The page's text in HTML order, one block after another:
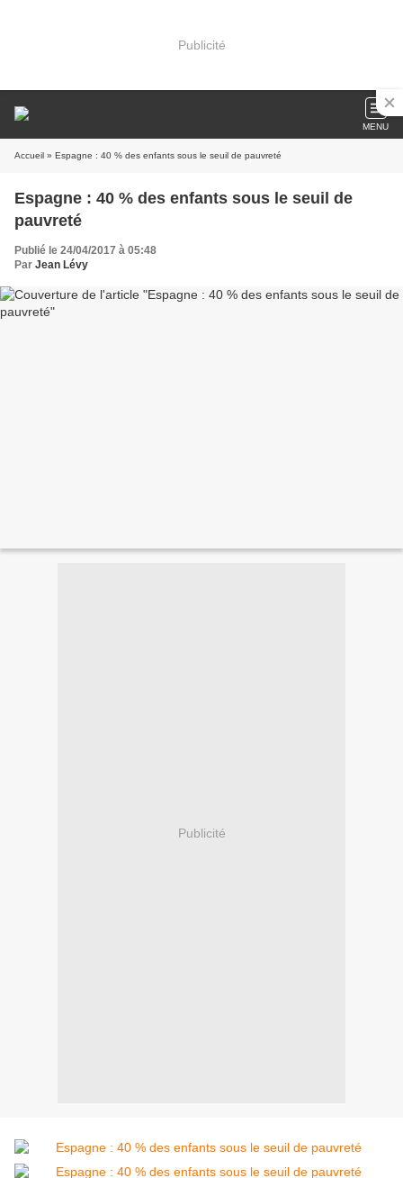
Publicité
MENU
Accueil » Espagne : 40 % des enfants sous le seuil de pauvreté
Espagne : 40 % des enfants sous le seuil de
pauvreté
Publié le 24/04/2017 à 05:48
Par Jean Lévy
Publicité